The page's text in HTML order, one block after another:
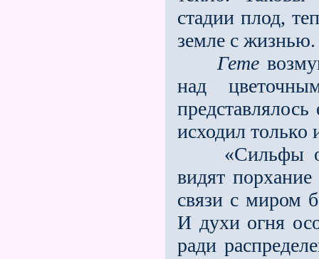
стадии плод,
земле с жизнью.
Гете
над
исходил только
«Сильфы
видят
связи с миром
И духи огня
ради